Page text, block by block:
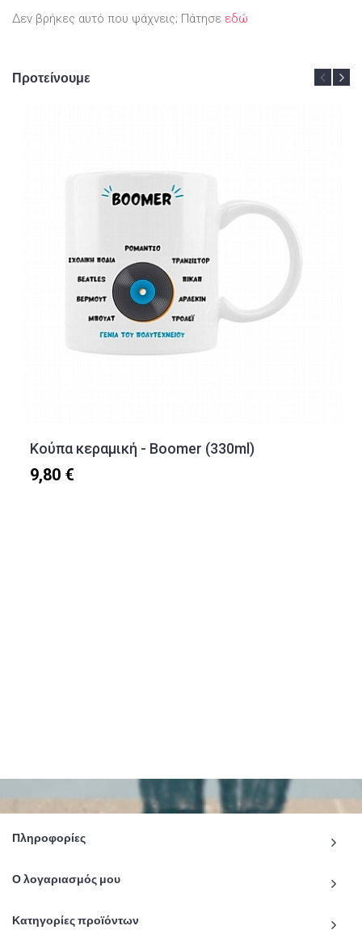
Δεν βρήκες αυτό που ψάχνεις; Πάτησε εδώ
Προτείνουμε
Κούπα κεραμική - Boomer (330ml)
9,80 €
Πληροφορίες
Ο λογαριασμός μου
Κατηγορίες προϊόντων